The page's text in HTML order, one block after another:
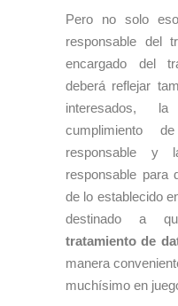
Pero no solo
responsable del
encargado del
deberá reflejar
interesados,
cumplimiento
responsable y
responsable para
de lo establecido
destinado a
tratamiento de
manera
muchísimo en